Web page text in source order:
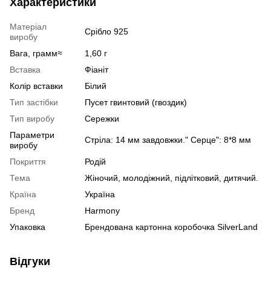
Матеріал
виробу
Срібло 925
Вага, грамм≈
1,60 г
Вставка
Фіаніт
Колір вставки
Білий
Тип застібки
Пусет гвинтовий (гвоздик)
Тип виробу
Сережки
Параметри
виробу
Стріла: 14 мм завдовжки." Серце": 8*8 мм
Покриття
Родій
Тема
Жіночий, молодіжний, підлітковий, дитячий.
Країна
Україна
Бренд
Harmony
Упаковка
Брендована картонна коробочка SilverLand
Відгуки